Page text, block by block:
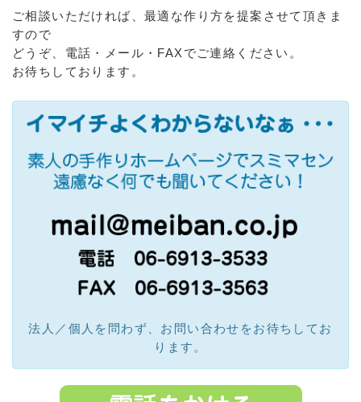
ご相談いただければ、最適な作り方を提案させて頂きま
すので
どうぞ、電話・メール・FAXでご連絡ください。
お待ちしております。
法人／個人を問わず、お問い合わせをお待ちしてお
ります。